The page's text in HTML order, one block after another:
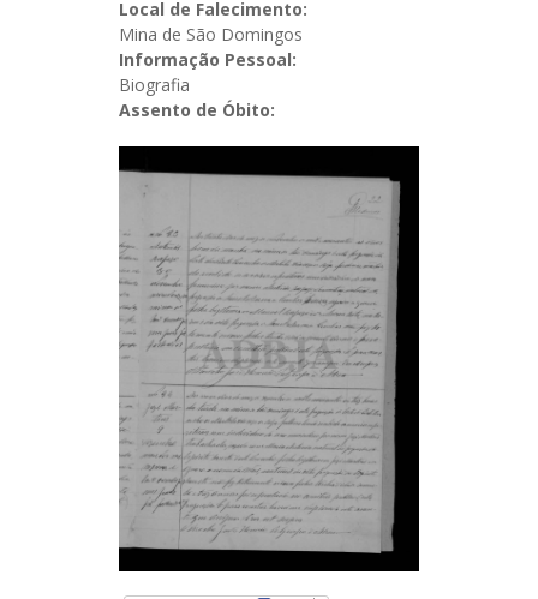
Local de Falecimento:
Mina de São Domingos
Informação Pessoal:
Biografia
Assento de Óbito: